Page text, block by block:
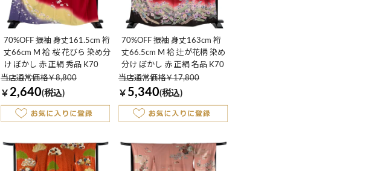
70%OFF 振袖 身丈161.5cm 裄
丈66cm M 袷 桜 花びら 染め分
け ぼかし 赤 正絹 秀品 K70
当店通常価格￥8,800
￥ 2,640(税込)
70%OFF 振袖 身丈163cm 裄
丈66.5cm M 袷 辻が花柄 染め
分け ぼかし 赤 正絹 名品 K70
当店通常価格￥17,800
￥ 5,340(税込)